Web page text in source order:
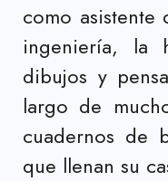
como asistente
ingeniería, la
dibujos y
largo de
cuadernos de
que llenan su